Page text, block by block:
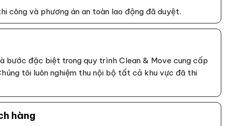
công và phương án an toàn lao động đã duyệt.
bước đặc biệt trong quy trình Clean & Move cung cấp
tôi luôn nghiệm thu nội bộ tất cả khu vực đã thi
hàng